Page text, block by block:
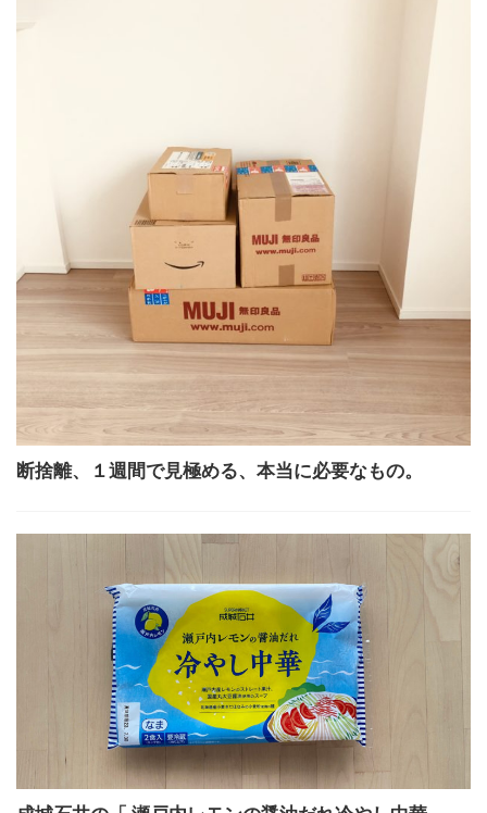
断捨離、１週間で見極める、本当に必要なもの。